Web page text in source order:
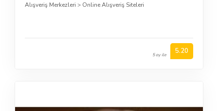
Alışveriş Merkezleri > Online Alışveriş Siteleri
5 oy ile 5.20